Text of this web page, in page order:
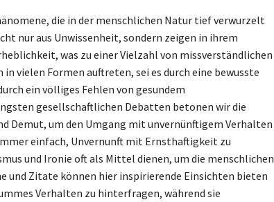
die in der menschlichen Natur tief verwurzelt
nur aus Unwissenheit, sondern zeigen in ihrem
was zu einer Vielzahl von missverständlichen
vielen Formen auftreten, sei es durch eine bewusste
ein völliges Fehlen von gesundem
gesellschaftlichen Debatten betonen wir die
Demut, um den Umgang mit unvernünftigem Verhalten
einfach, Unvernunft mit Ernsthaftigkeit zu
und Ironie oft als Mittel dienen, um die menschlichen
und Zitate können hier inspirierende Einsichten bieten
Verhalten zu hinterfragen, während sie